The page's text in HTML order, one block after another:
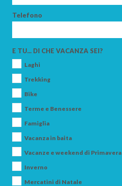
Telefono
E TU... DI CHE VACANZA SEI?
Laghi
Trekking
Bike
Terme e Benessere
Famiglia
Vacanza in baita
Vacanze e weekend di Primavera
Inverno
Mercatini di Natale